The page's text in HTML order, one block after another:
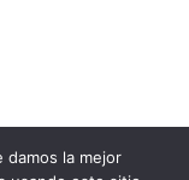
damos la mejor